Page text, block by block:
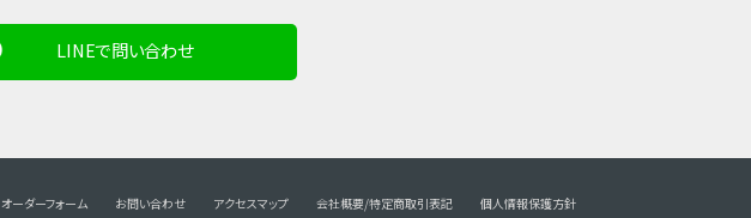
LINEで問い合わせ
オーダーフォーム お問い合わせ アクセスマップ 会社概要/特定商取引表記 個人情報保護方針